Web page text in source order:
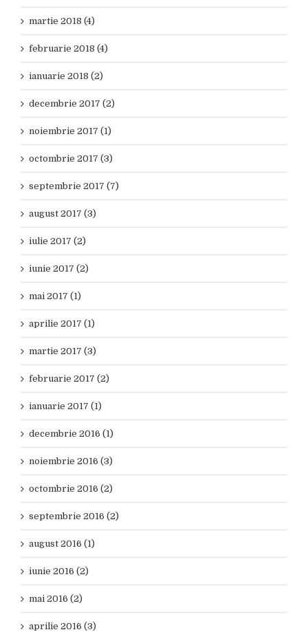
martie 2018 (4)
februarie 2018 (4)
ianuarie 2018 (2)
decembrie 2017 (2)
noiembrie 2017 (1)
octombrie 2017 (3)
septembrie 2017 (7)
august 2017 (3)
iulie 2017 (2)
iunie 2017 (2)
mai 2017 (1)
aprilie 2017 (1)
martie 2017 (3)
februarie 2017 (2)
ianuarie 2017 (1)
decembrie 2016 (1)
noiembrie 2016 (3)
octombrie 2016 (2)
septembrie 2016 (2)
august 2016 (1)
iunie 2016 (2)
mai 2016 (2)
aprilie 2016 (3)